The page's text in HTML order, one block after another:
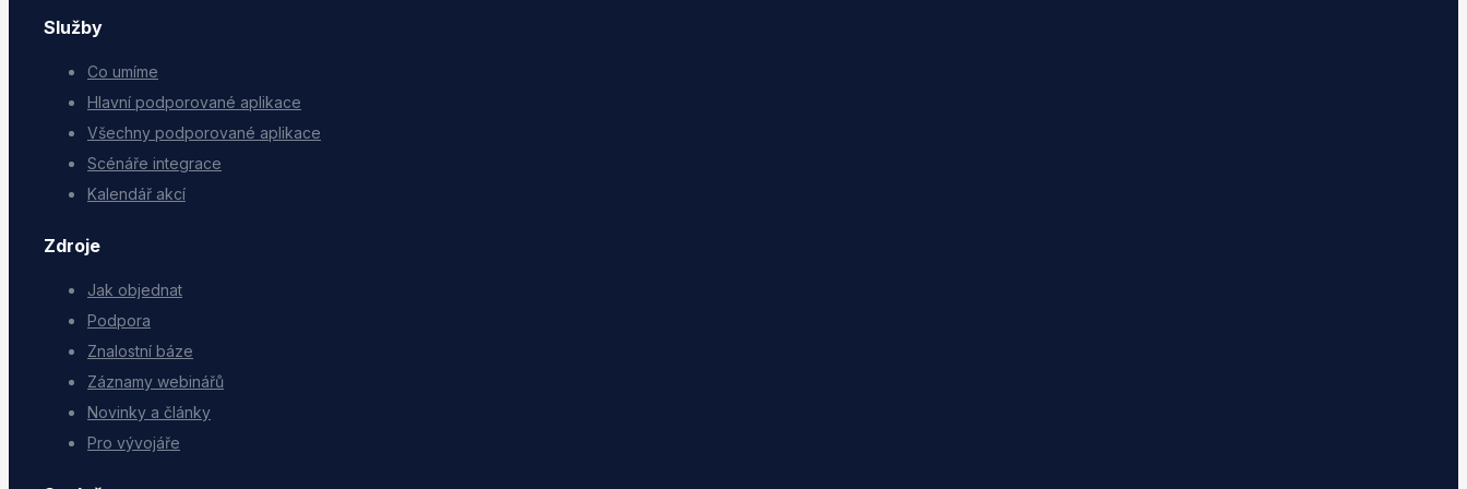
Služby
Co umíme
Hlavní podporované aplikace
Všechny podporované aplikace
Scénáře integrace
Kalendář akcí
Zdroje
Jak objednat
Podpora
Znalostní báze
Záznamy webinářů
Novinky a články
Pro vývojáře